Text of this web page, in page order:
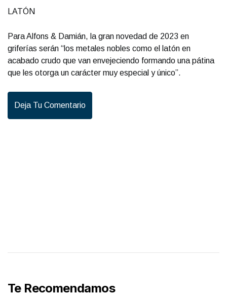
LATÓN
Para Alfons & Damián, la gran novedad de 2023 en
griferías serán “los metales nobles como el latón en
acabado crudo que van envejeciendo formando una pátina
que les otorga un carácter muy especial y único”.
Deja Tu Comentario
Te Recomendamos